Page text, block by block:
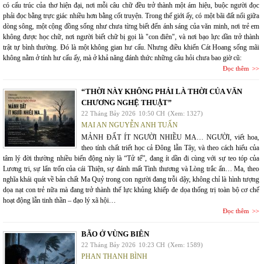
có cấu trúc của thơ hiện đại, nơi mỗi câu chữ đều trở thành một ám hiệu, buộc người đọc
phải đọc bằng trực giác nhiều hơn bằng cốt truyện. Trong thế giới ấy, có một bãi đất nổi giữa
dòng sông, một cộng đồng sống như chưa từng biết đến ánh sáng của văn minh, nơi trẻ em
không được học chữ, nơi người biết chữ bị gọi là "con điên", và nơi bạo lực dần trở thành
trật tự bình thường. Đó là một không gian hư cấu. Nhưng điều khiến Cát Hoang sống mãi
không nằm ở tính hư cấu ấy, mà ở khả năng đánh thức những câu hỏi chưa bao giờ cũ:
Đọc thêm
“THỜI NÀY KHÔNG PHẢI LÀ THỜI CỦA VĂN
CHƯƠNG NGHỆ THUẬT”
22 Tháng Bảy 2026 10:50 CH (Xem: 1327)
MAI AN NGUYỄN ANH TUẤN
MẢNH ĐẤT ÍT NGƯỜI NHIỀU MA… NGƯỜI, viết hoa,
theo tính chất triết học cả Đông lẫn Tây, và theo cách hiểu của
tâm lý đời thường nhiều biến động này là “Tử tế”, đang ít dần đi cùng với sự teo tóp của
Lương tri, sự lẩn trốn của cái Thiện, sự đánh mất Tình thương và Lòng trắc ẩn… Ma, theo
nghĩa khái quát về bản chất Ma Quỷ trong con người đang trỗi dậy, không chỉ là hình tượng
dọa nạt con trẻ nữa mà đang trở thành thế lực khủng khiếp đe dọa thống trị toàn bộ cơ chế
hoạt động lẫn tinh thần – đạo lý xã hội…
Đọc thêm
BÃO Ở VÙNG BIÊN
22 Tháng Bảy 2026 10:23 CH (Xem: 1589)
PHAN THANH BÌNH